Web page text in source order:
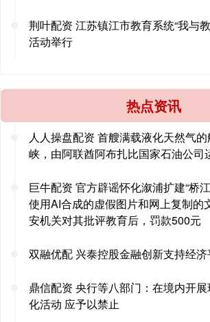
荆叶配资 江苏镇江市教育系统“我与
活动举行
热点资讯
人人操盘配资 首艘满载液化天然气
峡，由阿联酋阿布扎比国家石油公司
巨牛配资 官方辟谣怀化溆浦扩建“桥
使用AI合成的虚假图片和网上复制的
安机关对其批评教育后，罚款500元
双融优配 兴泰控股金融创新支持经
鼎信配资 央行等八部门：在境内开
化活动 应予以禁止